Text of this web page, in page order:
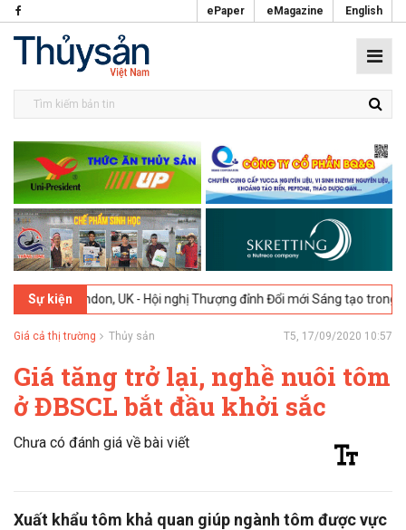
ePaper eMagazine English
Sự kiện
London, UK - Hội nghị Thượng đỉnh Đổi mới Sáng tạo trong Ngành
Giá cả thị trường Thủy sản T5, 17/09/2020 10:57
Giá tăng trở lại, nghề nuôi tôm
ở ĐBSCL bắt đầu khởi sắc
Chưa có đánh giá về bài viết
Xuất khẩu tôm khả quan giúp ngành tôm được vực